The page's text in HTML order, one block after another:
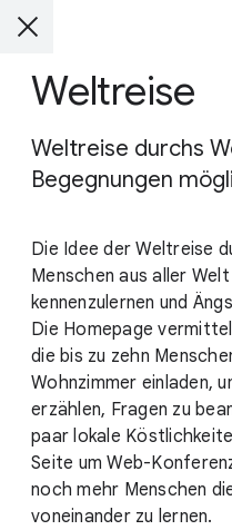
Weltreise
Weltreise durchs
Begegnungen
Die Idee der Weltreise
Menschen aus aller
kennenzulernen und
Die Homepage
die bis zu zehn
Wohnzimmer einladen,
erzählen, Fragen zu
paar lokale
Seite um Web-
noch mehr Menschen
voneinander zu lernen.